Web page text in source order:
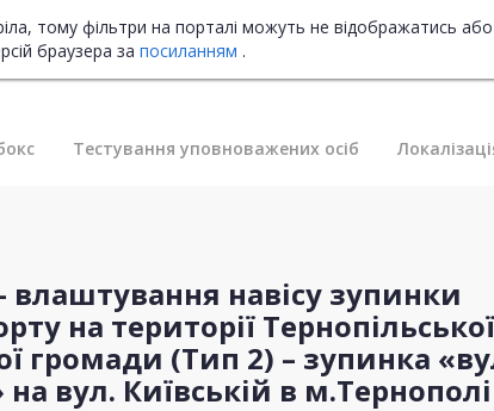
тому фільтри на порталі можуть не відображатись
браузера за посиланням .
Тестування уповноважених осіб
влаштування навісу зупинки
на території Тернопільської
громади (Тип 2) – зупинка
вул. Київській в м.Тернополі